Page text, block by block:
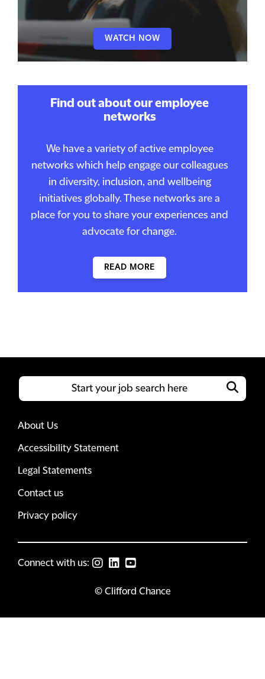
WATCH NOW
Find out about our employee
networks
We have a variety of active employee
networks which help engage our colleagues
in diversity, inclusion, and wellbeing
initiatives globally. These networks are a
place for you to share your experiences and
advocate for change.
READ MORE
About Us
Accessibility Statement
Legal Statements
Contact us
Privacy policy
Connect with us:
© Clifford Chance